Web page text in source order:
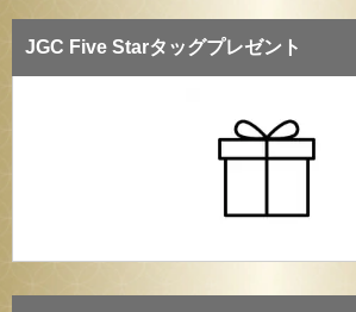
JGC Five Starタッグプレゼント